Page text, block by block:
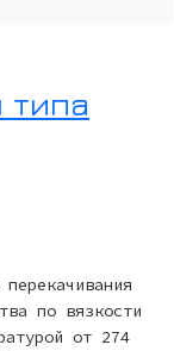
по вязкости
от 274